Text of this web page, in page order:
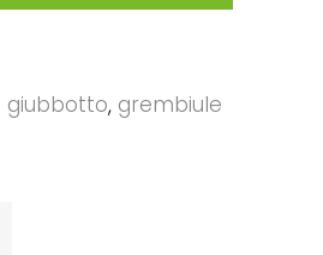
giubbotto, grembiule